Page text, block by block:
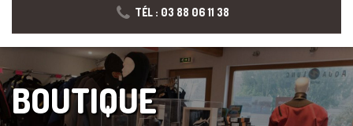
TÉL : 03 88 06 11 38
BOUTIQUE